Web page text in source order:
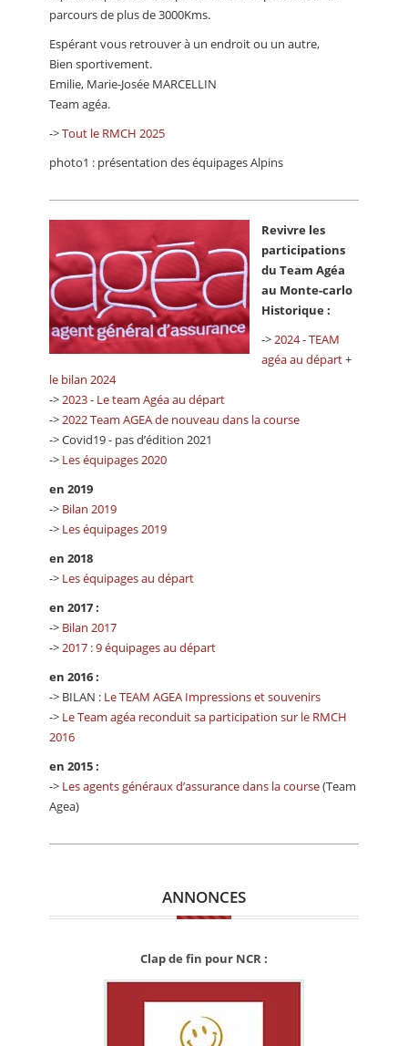
parcours de plus de 3000Kms.
Espérant vous retrouver à un endroit ou un autre,
Bien sportivement.
Emilie, Marie-Josée MARCELLIN
Team agéa.
->Tout le RMCH 2025
photo1 : présentation des équipages Alpins
Revivre les
participations
du Team Agéa
au Monte-carlo
Historique :
->2024 - TEAM
agéa au départ+
le bilan 2024
->2023 - Le team Agéa au départ
->2022 Team AGEA de nouveau dans la course
-> Covid19 - pas d’édition 2021
-> Les équipages 2020
en 2019
-> Bilan 2019
-> Les équipages 2019
en 2018
-> Les équipages au départ
en 2017 :
-> Bilan 2017
->2017 : 9 équipages au départ
en 2016 :
-> BILAN : Le TEAM AGEA Impressions et souvenirs
-> Le Team agéa reconduit sa participation sur le RMCH
2016
en 2015 :
-> Les agents généraux d’assurance dans la course(Team
Agea)
ANNONCES
Clap de fin pour NCR :